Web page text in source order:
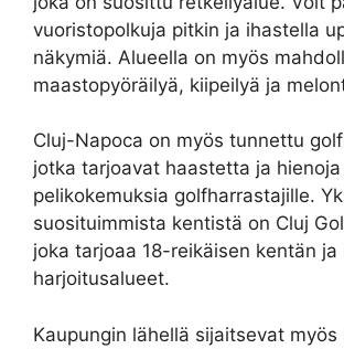
vuoristopolkuja pitkin ja ihastella
näkymiä. Alueella on myös
maastopyöräilyä, kiipeilyä ja
Cluj-Napoca on myös tunnettu
jotka tarjoavat haastetta ja hienoja
pelikokemuksia golfharrastajille.
suosituimmista kentistä on Cluj
joka tarjoaa 18-reikäisen kentän
harjoitusalueet.
Kaupungin lähellä sijaitsevat myös